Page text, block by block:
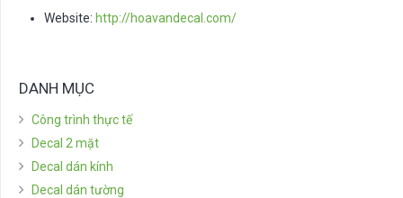
Website: http://hoavandecal.com/
DANH MỤC
Công trình thực tế
Decal 2 mặt
Decal dán kính
Decal dán tường